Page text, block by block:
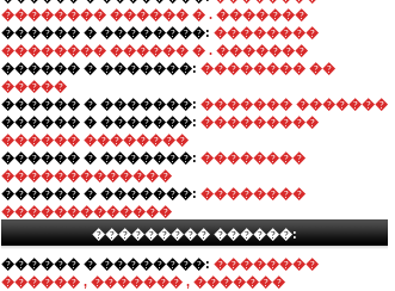
�������� ������ � . �������
������ � ��������: ��������
�������� ������ � . �������
������ � �������: �������� ��
�����
������ � �������: ������� �������
������ � �������: ���������
������ ��������
������ � �������: ��������
�������������
������ � �������: ��������
�������������
��������� ������:
������ � ��������: ��������
������ , ������� , �������